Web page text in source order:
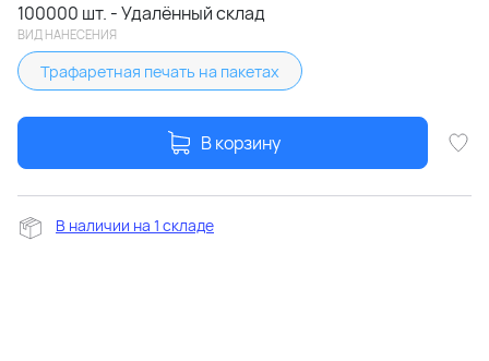
100000 шт. - Удалённый склад
ВИД НАНЕСЕНИЯ
Трафаретная печать на пакетах
В корзину
В наличии на 1 складе